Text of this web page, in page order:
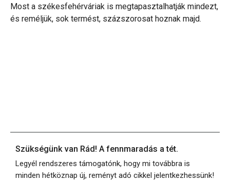
Most a székesfehérváriak is megtapasztalhatják mindezt,
és reméljük, sok termést, százszorosat hoznak majd.
Szükségünk van Rád! A fennmaradás a tét.
Legyél rendszeres támogatónk, hogy mi továbbra is
minden hétköznap új, reményt adó cikkel jelentkezhessünk!